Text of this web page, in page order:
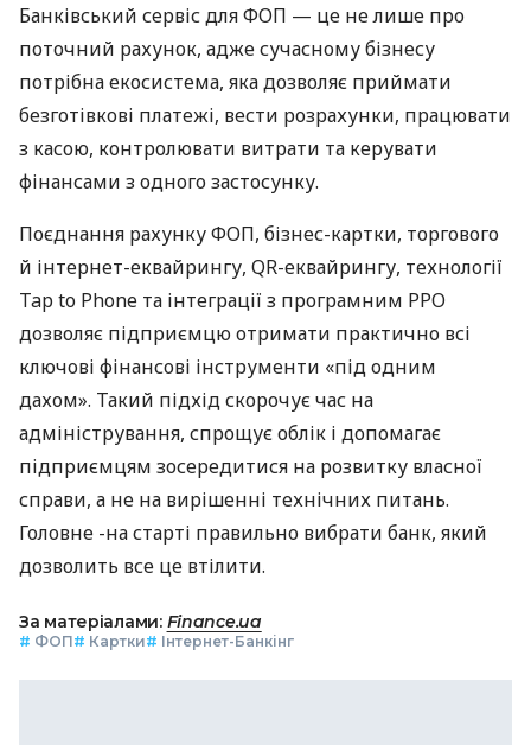
Банківський сервіс для ФОП — це не лише про
поточний рахунок, адже сучасному бізнесу
потрібна екосистема, яка дозволяє приймати
безготівкові платежі, вести розрахунки, працювати
з касою, контролювати витрати та керувати
фінансами з одного застосунку.
Поєднання рахунку ФОП, бізнес-картки, торгового
й інтернет-еквайрингу, QR-еквайрингу, технології
Tap to Phone та інтеграції з програмним РРО
дозволяє підприємцю отримати практично всі
ключові фінансові інструменти «під одним
дахом». Такий підхід скорочує час на
адміністрування, спрощує облік і допомагає
підприємцям зосередитися на розвитку власної
справи, а не на вирішенні технічних питань.
Головне -на старті правильно вибрати банк, який
дозволить все це втілити.
За матеріалами: Finance.ua
# ФОП# Картки# Інтернет-Банкінг